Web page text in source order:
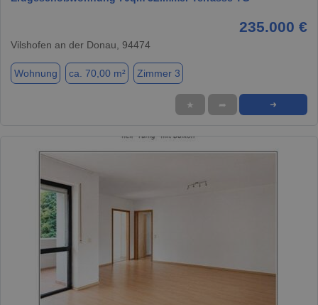
235.000 €
Vilshofen an der Donau, 94474
Wohnung ca. 70,00 m² Zimmer 3
★ ➦ ➜